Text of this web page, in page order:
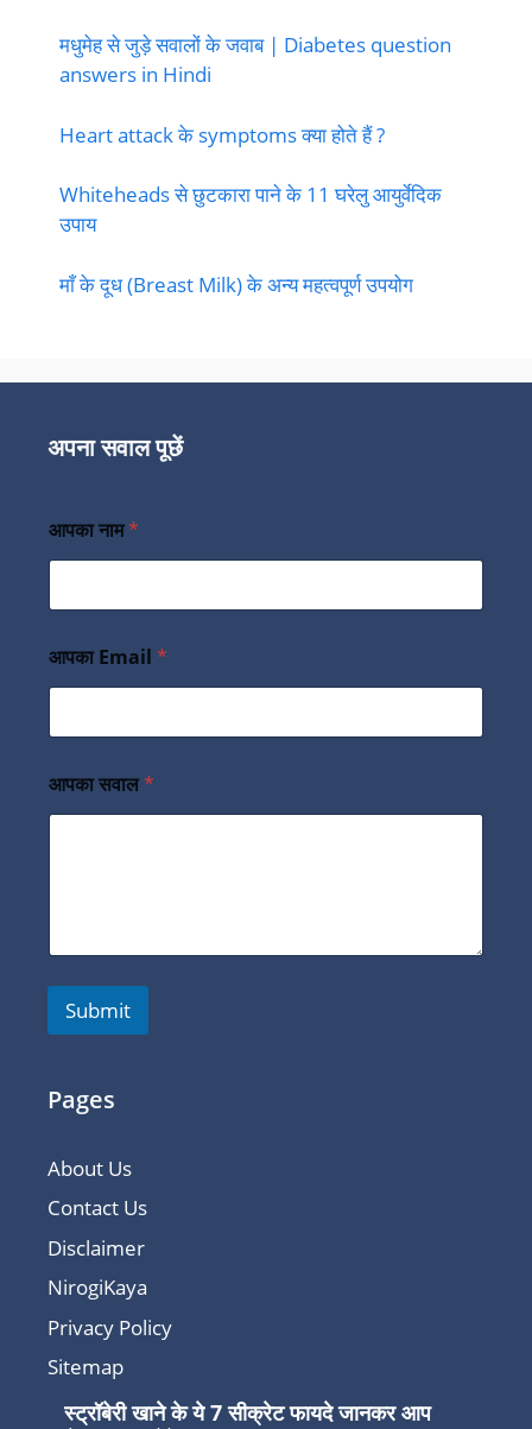
मधुमेह से जुड़े सवालों के जवाब | Diabetes question
answers in Hindi
Heart attack के symptoms क्या होते हैं ?
Whiteheads से छुटकारा पाने के 11 घरेलु आयुर्वेदिक
उपाय
माँ के दूध (Breast Milk) के अन्य महत्वपूर्ण उपयोग
अपना सवाल पूछें
आपका नाम*
आपका Email *
आपका सवाल*
Submit
Pages
About Us
Contact Us
Disclaimer
NirogiKaya
Privacy Policy
Sitemap
स्ट्रॉबेरी खाने के ये 7 सीक्रेट फायदे जानकर आप